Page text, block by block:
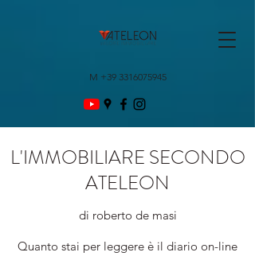
M +39 3316075945
L'IMMOBILIARE SECONDO
ATELEON
di roberto de masi
Quanto stai per leggere è il diario on-line